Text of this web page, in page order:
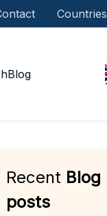
Countries
Blog
Recent Blog
posts